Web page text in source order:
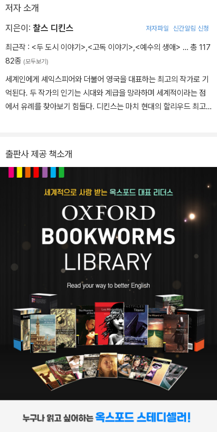
저자 소개
지은이: 찰스 디킨스 저자파일 신간알림 신청
최근작 : <두 도시 이야기>,<고독 이야기>,<예수의 생애> … 총 117
82종 (모두보기)
세계인에게 셰익스피어와 더불어 영국을 대표하는 최고의 작가로 기
억된다. 두 작가의 인기는 시대와 계급을 망라하며 세계적이라는 점
에서 유례를 찾아보기 힘들다. 디킨스는 마치 현대의 할리우드 최고
에 있다. 디킨스의 대중성은 어린 시절의 경험에 기인한다. 말단 공무
원이었던 그의 아버지는 낙천적 성격으로 돈의 씀씀이가 커서 항상
빚을 졌다. 어린 시절 그는 매번 더 낙후된 곳으로 이사를 다녔고 급기
온 가족이 아버지와 함께 감옥에서 1년가량 생활하게 된다. 장남인 그
는 학업을 중단하게 되고 구두약 공장에 보내진다. 소설을 즐겨 읽고
꿈 많던 소년 디킨스는 공부할 기회를 박탈당한 채 가난한 아이들 틈
에 끼어 일해야 하는 상황에 깊이 상처를 입었다. 디킨스에게 심리적
상처를 남긴 이 경험은, 그러나 작가로서는 유익한 경험이었다. 당시
의 산업혁명 시대에는 열 살도 채 안 된 수많은 어린이들이 산업 현장
으로 내몰렸다. 가장 역할을 하면서 학대받고 방치된 어린이들의 고
통에 특히 민감했던 디킨스의 작품에는 이러한 아이들이 많이 등장한
다. 런던의 영세민 속에서 일한 경험이 있는 디킨스는 소설사상 처음
으로 도시의 빈민들을 소설 속에 등장시킨다. 어린 시절 경험은 도시
빈민을 주인공으로 등장시킴으로써 사회 계급 전체가 예술적 위엄을
부여받는 예술상의 민주화 작업을 이루는 토대가 된다. 디킨스의 삶
은 인간의 열정과 에너지가 얼마나 지대할 수 있는지, 빅토리아 시대
에 나타난 새로운 모토라 할 수 있는 자수성가를 얼마나 훌륭히 성취
진 직업은 법률 사무소의 서기였다. 그는 사무소에서 온갖 잔심부름
출판사 제공 책소개